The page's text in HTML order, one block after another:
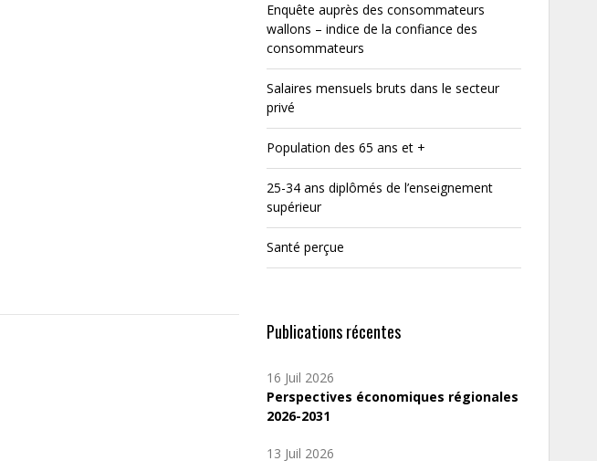
Enquête auprès des consommateurs
wallons – indice de la confiance des
consommateurs
Salaires mensuels bruts dans le secteur
privé
Population des 65 ans et +
25-34 ans diplômés de l’enseignement
supérieur
Santé perçue
Publications récentes
16 Juil 2026
Perspectives économiques régionales
2026-2031
13 Juil 2026